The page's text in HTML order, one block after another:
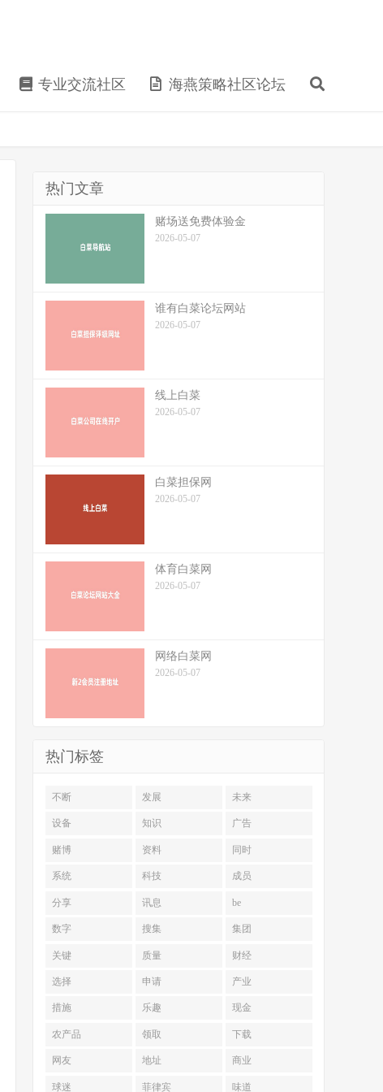
专业交流社区 海燕策略社区论坛
热门文章
赌场送免费体验金
2026-05-07
谁有白菜论坛网站
2026-05-07
线上白菜
2026-05-07
白菜担保网
2026-05-07
体育白菜网
2026-05-07
网络白菜网
2026-05-07
热门标签
不断 发展 未来
设备 知识 广告
赌博 资料 同时
系统 科技 成员
分享 讯息 be
数字 搜集 集团
关键 质量 财经
选择 申请 产业
措施 乐趣 现金
农产品 领取 下载
网友 地址 商业
球迷 菲律宾 味道